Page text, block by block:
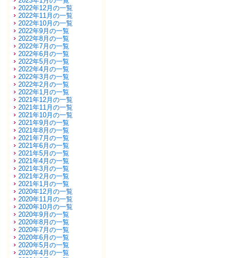
2022年12月の一覧
2022年11月の一覧
2022年10月の一覧
2022年9月の一覧
2022年8月の一覧
2022年7月の一覧
2022年6月の一覧
2022年5月の一覧
2022年4月の一覧
2022年3月の一覧
2022年2月の一覧
2022年1月の一覧
2021年12月の一覧
2021年11月の一覧
2021年10月の一覧
2021年9月の一覧
2021年8月の一覧
2021年7月の一覧
2021年6月の一覧
2021年5月の一覧
2021年4月の一覧
2021年3月の一覧
2021年2月の一覧
2021年1月の一覧
2020年12月の一覧
2020年11月の一覧
2020年10月の一覧
2020年9月の一覧
2020年8月の一覧
2020年7月の一覧
2020年6月の一覧
2020年5月の一覧
2020年4月の一覧